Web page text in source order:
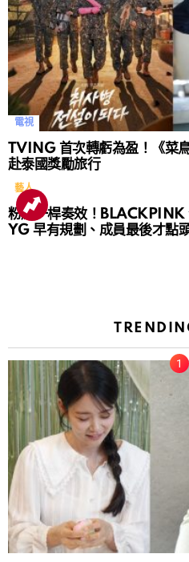
電視
TVING 首次轉虧為盈！《菜
赴泰國獎勵旅行
藝人
粉絲一桿奏效！BLACKPINK
YG 早有規劃、成員最後才點